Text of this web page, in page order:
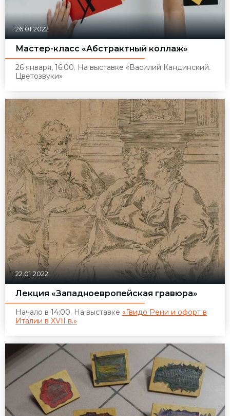
26.01.2022
Мастер-класс «Абстрактный коллаж»
26 января, 16:00. На выставке «Василий Кандинский.
Цветозвуки»
22.01.2022
Лекция «Западноевропейская гравюра»
Начало в 14:00. На выставке «Гвидо Рени и офорт в
Италии в XVII в.»